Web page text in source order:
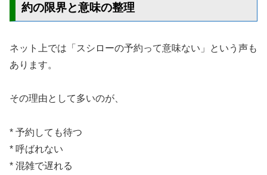
約の限界と意味の整理
ネット上では「スシローの予約って意味ない」という声も
あります。
その理由として多いのが、
* 予約しても待つ
* 呼ばれない
* 混雑で遅れる